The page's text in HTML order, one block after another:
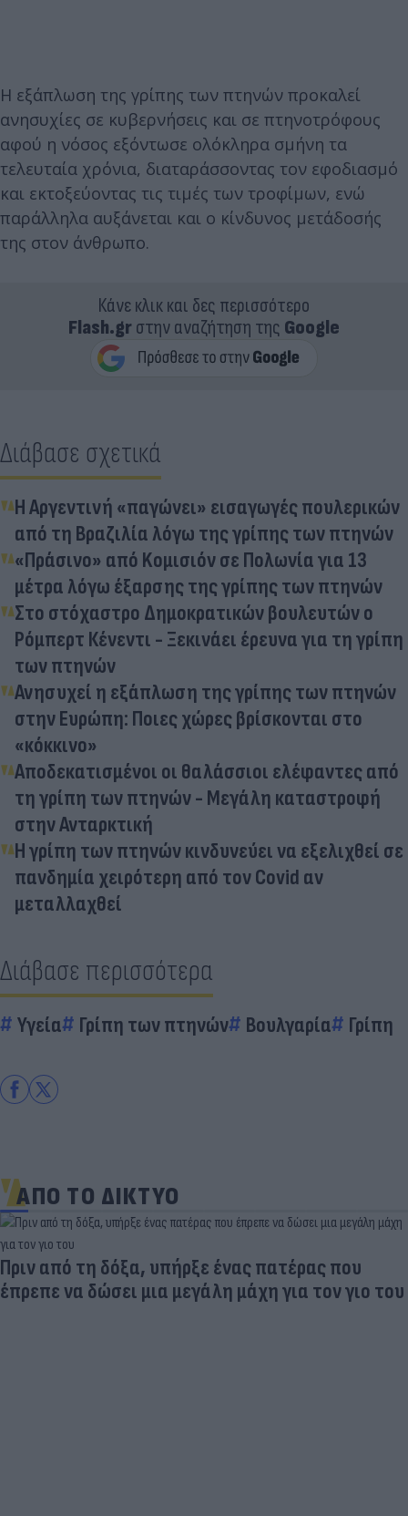
Η εξάπλωση της γρίπης των πτηνών προκαλεί
ανησυχίες σε κυβερνήσεις και σε πτηνοτρόφους
αφού η νόσος εξόντωσε ολόκληρα σμήνη τα
τελευταία χρόνια, διαταράσσοντας τον εφοδιασμό
και εκτοξεύοντας τις τιμές των τροφίμων, ενώ
παράλληλα αυξάνεται και ο κίνδυνος μετάδοσής
της στον άνθρωπο.
Κάνε κλικ και δες περισσότερο
Flash.grστην αναζήτηση της Google
Διάβασε σχετικά
Η Αργεντινή «παγώνει» εισαγωγές πουλερικών
από τη Βραζιλία λόγω της γρίπης των πτηνών
«Πράσινο» από Kομισιόν σε Πολωνία για 13
μέτρα λόγω έξαρσης της γρίπης των πτηνών
Στο στόχαστρο Δημοκρατικών βουλευτών ο
Ρόμπερτ Κένεντι - Ξεκινάει έρευνα για τη γρίπη
των πτηνών
Ανησυχεί η εξάπλωση της γρίπης των πτηνών
στην Ευρώπη: Ποιες χώρες βρίσκονται στο
«κόκκινο»
Αποδεκατισμένοι οι θαλάσσιοι ελέφαντες από
τη γρίπη των πτηνών - Μεγάλη καταστροφή
στην Ανταρκτική
Η γρίπη των πτηνών κινδυνεύει να εξελιχθεί σε
πανδημία χειρότερη από τον Covid αν
μεταλλαχθεί
Διάβασε περισσότερα
Υγεία Γρίπη των πτηνών Βουλγαρία Γρίπη
ΑΠΟ ΤΟ ΔΙΚΤΥΟ